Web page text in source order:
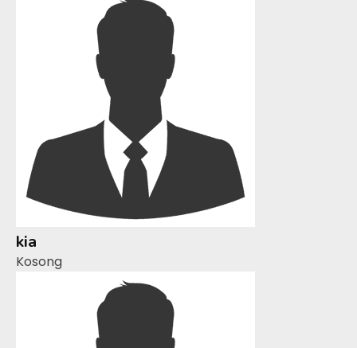
kia
Kosong